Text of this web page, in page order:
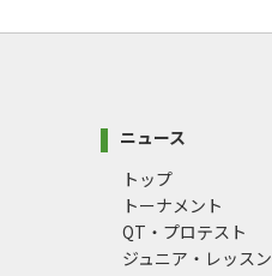
ニュース
トップ
トーナメント
QT・プロテスト
ジュニア・レッスン